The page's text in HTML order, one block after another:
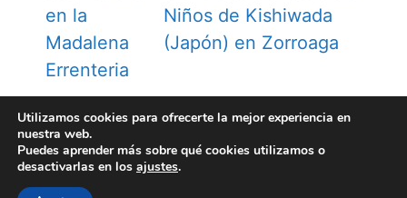
en la
Madalena
Errenteria
Niños de Kishiwada
(Japón) en Zorroaga
Utilizamos cookies para ofrecerte la mejor experiencia en
nuestra web.
Puedes aprender más sobre qué cookies utilizamos o
desactivarlas en los ajustes.